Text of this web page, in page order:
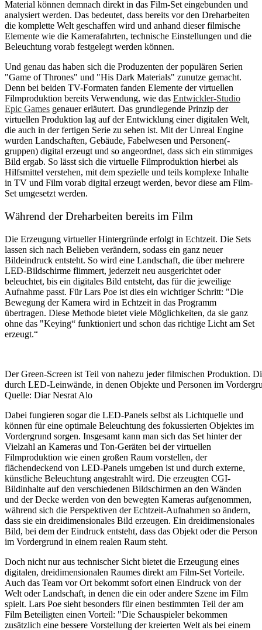
Material können demnach direkt in das Film-Set eingebunden und
analysiert werden. Das bedeutet, dass bereits vor den Dreharbeiten
die komplette Welt geschaffen wird und anhand dieser filmische
Elemente wie die Kamerafahrten, technische Einstellungen und die
Beleuchtung vorab festgelegt werden können.
Und genau das haben sich die Produzenten der populären Serien
"Game of Thrones" und "His Dark Materials" zunutze gemacht.
Denn bei beiden TV-Formaten fanden Elemente der virtuellen
Filmproduktion bereits Verwendung, wie das Entwickler-Studio
Epic Games genauer erläutert. Das grundlegende Prinzip der
virtuellen Produktion lag auf der Entwicklung einer digitalen Welt,
die auch in der fertigen Serie zu sehen ist. Mit der Unreal Engine
wurden Landschaften, Gebäude, Fabelwesen und Personen(-
gruppen) digital erzeugt und so angeordnet, dass sich ein stimmiges
Bild ergab. So lässt sich die virtuelle Filmproduktion hierbei als
Hilfsmittel verstehen, mit dem spezielle und teils komplexe Inhalte
in TV und Film vorab digital erzeugt werden, bevor diese am Film-
Set umgesetzt werden.
Während der Dreharbeiten bereits im Film
Die Erzeugung virtueller Hintergründe erfolgt in Echtzeit. Die Sets
lassen sich nach Belieben verändern, sodass ein ganz neuer
Bildeindruck entsteht. So wird eine Landschaft, die über mehrere
LED-Bildschirme flimmert, jederzeit neu ausgerichtet oder
beleuchtet, bis ein digitales Bild entsteht, das für die jeweilige
Aufnahme passt. Für Lars Poe ist dies ein wichtiger Schritt: "Die
Bewegung der Kamera wird in Echtzeit in das Programm
übertragen. Diese Methode bietet viele Möglichkeiten, da sie ganz
ohne das "Keying“ funktioniert und schon das richtige Licht am Set
erzeugt.“
Der Green-Screen ist Teil von nahezu jeder filmischen Produktion.
durch LED-Leinwände, in denen Objekte und Personen im
Quelle: Diar Nesrat Alo
Dabei fungieren sogar die LED-Panels selbst als Lichtquelle und
können für eine optimale Beleuchtung des fokussierten Objektes im
Vordergrund sorgen. Insgesamt kann man sich das Set hinter der
Vielzahl an Kameras und Ton-Geräten bei der virtuellen
Filmproduktion wie einen großen Raum vorstellen, der
flächendeckend von LED-Panels umgeben ist und durch externe,
künstliche Beleuchtung angestrahlt wird. Die erzeugten CGI-
Bildinhalte auf den verschiedenen Bildschirmen an den Wänden
und der Decke werden von den bewegten Kameras aufgenommen,
während sich die Perspektiven der Echtzeit-Aufnahmen so ändern,
dass sie ein dreidimensionales Bild erzeugen. Ein dreidimensionales
Bild, bei dem der Eindruck entsteht, dass das Objekt oder die Person
im Vordergrund in einem realen Raum steht.
Doch nicht nur aus technischer Sicht bietet die Erzeugung eines
digitalen, dreidimensionalen Raumes direkt am Film-Set Vorteile.
Auch das Team vor Ort bekommt sofort einen Eindruck von der
Welt oder Landschaft, in denen die ein oder andere Szene im Film
spielt. Lars Poe sieht besonders für einen bestimmten Teil der am
Film Beteiligten einen Vorteil: "Die Schauspieler bekommen
zusätzlich eine bessere Vorstellung der kreierten Welt als bei einem